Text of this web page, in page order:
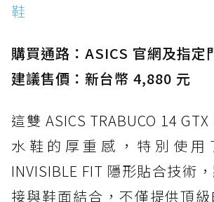
鞋
購買通路：ASICS 官網及指定
建議售價：新台幣 4,880 元
這雙 ASICS TRABUCO 14
水鞋的厚重感，特別使用
INVISIBLE FIT 隱形貼合技術
接與鞋面結合，不僅提供頂